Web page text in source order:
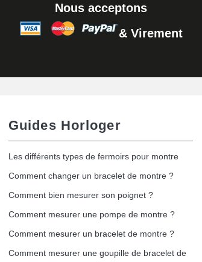
Nous acceptons
& Virement
Guides Horloger
Les différents types de fermoirs pour montre
Comment changer un bracelet de montre ?
Comment bien mesurer son poignet ?
Comment mesurer une pompe de montre ?
Comment mesurer un bracelet de montre ?
Comment mesurer une goupille de bracelet de